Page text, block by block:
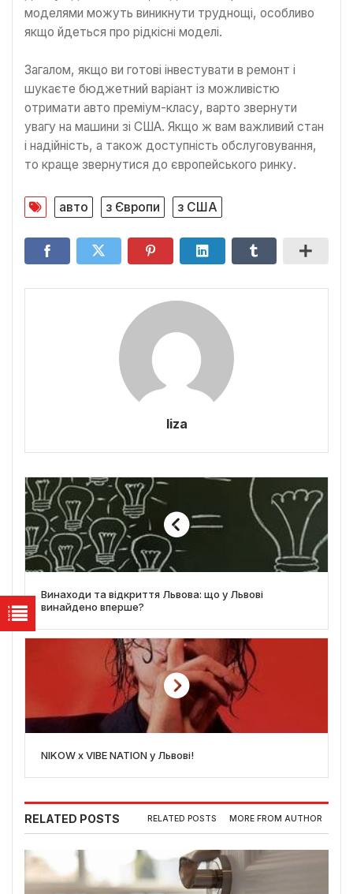
моделями можуть виникнути труднощі, особливо
якщо йдеться про рідкісні моделі.
Загалом, якщо ви готові інвестувати в ремонт і
шукаєте бюджетний варіант із можливістю
отримати авто преміум-класу, варто звернути
увагу на машини зі США. Якщо ж вам важливий стан
і надійність, а також доступність обслуговування,
то краще звернутися до європейського ринку.
авто з Європи з США
liza
Винаходи та відкриття Львова: що у Львові
винайдено вперше?
NIKOW x VIBE NATION у Львові!
RELATED POSTS RELATED POSTS MORE FROM AUTHOR